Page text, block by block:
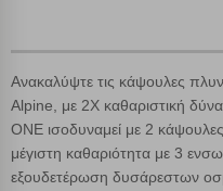
Ανακαλύψτε τις κάψουλες
Αlpine, με 2Χ καθαριστική
ONE ισοδυναμεί με 2
μέγιστη καθαριότητα με 3
εξουδετέρωση δυσάρεστων
Γράψτε τα προϊόντα
τους, και κάντε κλικ
εμφανιστούν
για κάθε προϊόν.
Ενημέρωση